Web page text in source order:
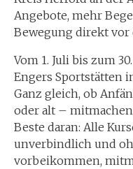
Angebote, mehr
Bewegung direkt vor
Vom 1. Juli bis zum
Engers Sportstätten
Ganz gleich, ob
oder alt –
Beste daran: Alle
unverbindlich und
vorbeikommen,